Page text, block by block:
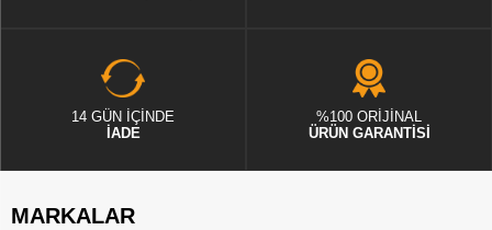
14 GÜN İÇİNDE
İADE
%100 ORİJİNAL
ÜRÜN GARANTİSİ
MARKALAR